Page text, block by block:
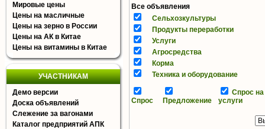
Мировые цены
Цены на масличные
Цены на зерно в России
Цены на АК в Китае
Цены на витамины в Китае
УЧАСТНИКАМ
Демо версии
Доска объявлений
Слежение за вагонами
Каталог предприятий АПК
Все объявления
Сельхозкультуры
Продукты переработки
Услуги
Агросредства
Корма
Техника и оборудование
Спрос Предложение
Спрос на
услуги